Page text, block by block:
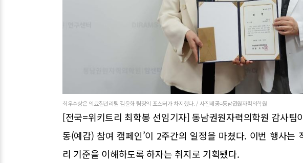
최우수상은 의료질관리팀 김윤화 팀장의 포스터가 차지했다. / 사진제공=동남권원자력의학원
[전국=위키트리 최학봉 선임기자] 동남권원자력의학원 감사팀
동(예감) 참여 캠페인’이 2주간의 일정을 마쳤다. 이번 행사는
리 기준을 이해하도록 하자는 취지로 기획됐다.